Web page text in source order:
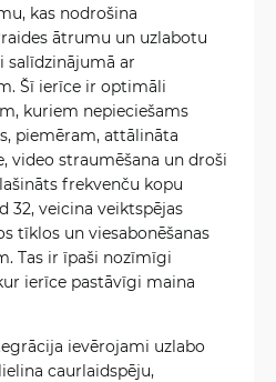
kas nodrošina
ātrumu un uzlabotu
ar
Šī ierīce ir optimāli
kuriem nepieciešams
piemēram, attālināta
video straumēšana un droši
frekvenču kopu
32, veicina veiktspējas
tīklos un viesabonēšanas
Tas ir īpaši nozīmīgi
ierīce pastāvīgi maina
ievērojami uzlabo
caurlaidspēju,